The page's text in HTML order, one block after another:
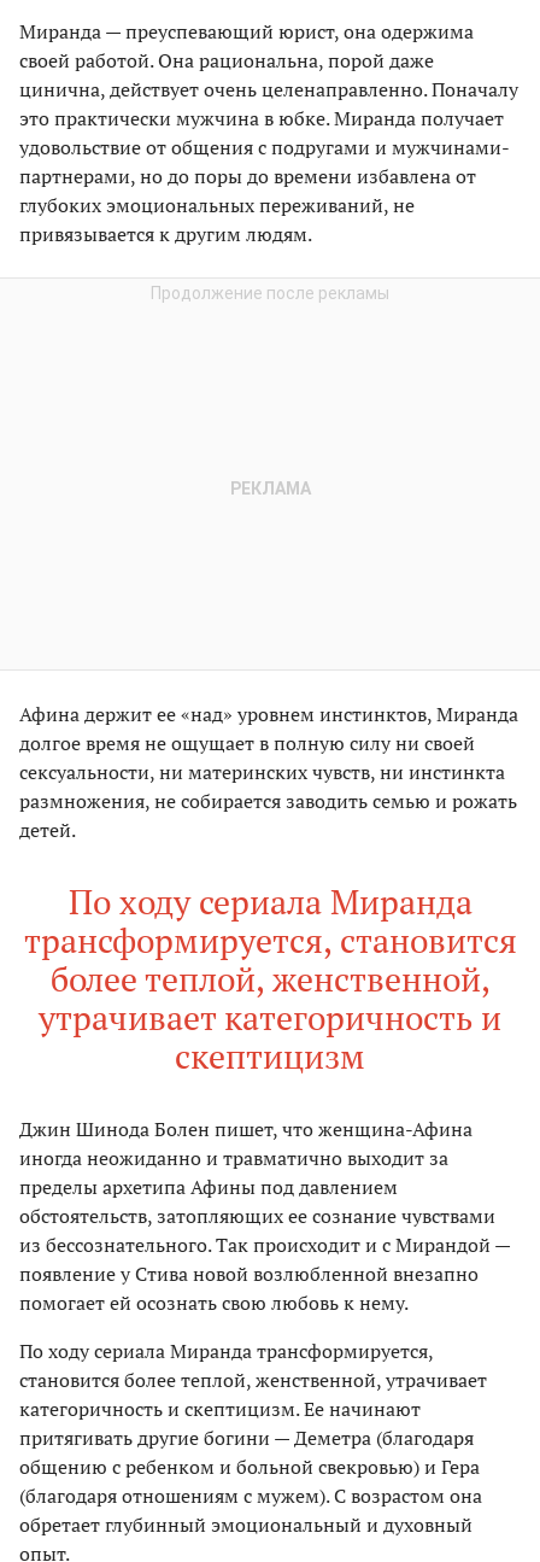
Миранда — преуспевающий юрист, она одержима
своей работой. Она рациональна, порой даже
цинична, действует очень целенаправленно. Поначалу
это практически мужчина в юбке. Миранда получает
удовольствие от общения с подругами и мужчинами-
партнерами, но до поры до времени избавлена от
глубоких эмоциональных переживаний, не
привязывается к другим людям.
Афина держит ее «над» уровнем инстинктов, Миранда
долгое время не ощущает в полную силу ни своей
сексуальности, ни материнских чувств, ни инстинкта
размножения, не собирается заводить семью и рожать
детей.
По ходу сериала Миранда
трансформируется, становится
более теплой, женственной,
утрачивает категоричность и
скептицизм
Джин Шинода Болен пишет, что женщина-Афина
иногда неожиданно и травматично выходит за
пределы архетипа Афины под давлением
обстоятельств, затопляющих ее сознание чувствами
из бессознательного. Так происходит и с Мирандой —
появление у Стива новой возлюбленной внезапно
помогает ей осознать свою любовь к нему.
По ходу сериала Миранда трансформируется,
становится более теплой, женственной, утрачивает
категоричность и скептицизм. Ее начинают
притягивать другие богини — Деметра (благодаря
общению с ребенком и больной свекровью) и Гера
(благодаря отношениям с мужем). С возрастом она
обретает глубинный эмоциональный и духовный
опыт.